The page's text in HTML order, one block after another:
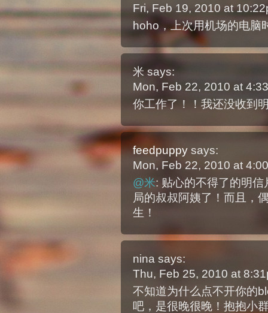
Fri, Feb 19, 2010 at
hoho，上次用机场的电脑
米 says:
Mon, Feb 22, 2010 at
你工作了！！我还没收到
feedpuppy says:
Mon, Feb 22, 2010 at
@米: 贴心的不得了的明
局的叔叔阿姨了！而且，
生！
nina says:
Thu, Feb 25, 2010 at
不知道为什么点不开你的
吧，是很晚很晚！抱抱小